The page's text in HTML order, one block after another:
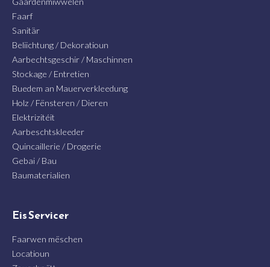
Faarf
Sanitär
Beliichtung / Dekoratioun
Aarbechtsgeschir / Maschinnen
Stockage / Entretien
Buedem an Mauerverkleedung
Holz / Fënsteren / Dieren
Elektrizitéit
Aarbeschtskleeder
Quincaillerie / Drogerie
Gebai / Bau
Baumaterialien
Eis Servicer
Faarwen mëschen
Locatioun